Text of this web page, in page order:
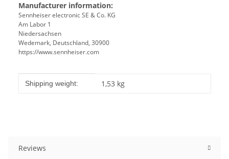
Manufacturer information:
Sennheiser electronic SE & Co. KG
Am Labor 1
Niedersachsen
Wedemark, Deutschland, 30900
https://www.sennheiser.com
Item information
Value
Shipping weight: 1,53 kg
Reviews